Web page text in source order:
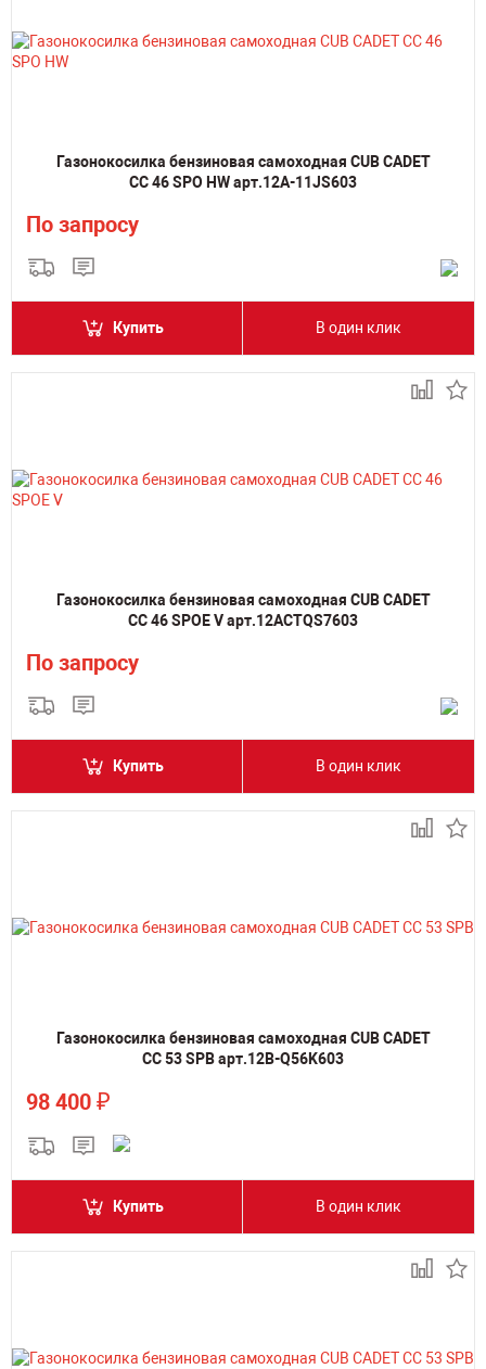
Газонокосилка бензиновая самоходная CUB CADET
CC 46 SPO HW арт.12A-11JS603
По запросу
Купить В один клик
Газонокосилка бензиновая самоходная CUB CADET
CC 46 SPOE V арт.12ACTQS7603
По запросу
Купить В один клик
Газонокосилка бензиновая самоходная CUB CADET
CC 53 SPB арт.12B-Q56K603
98 400 ₽
Купить В один клик